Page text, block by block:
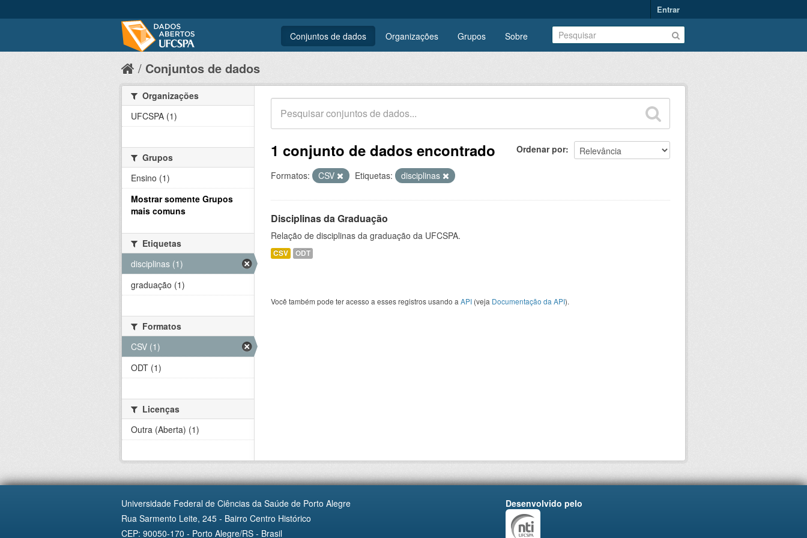
Entrar
Conjuntos de dados Organizações Grupos Sobre
Conjuntos de dados
Ordenar por
1 conjunto de dados encontrado
Formatos: CSV Etiquetas: disciplinas
Disciplinas da Graduação
Relação de disciplinas da graduação da UFCSPA.
CSV ODT
Você também pode ter acesso a esses registros usando a API (veja Documentação da API).
Organizações
UFCSPA (1)
Grupos
Ensino (1)
Mostrar somente Grupos
mais comuns
Etiquetas
disciplinas (1)
graduação (1)
Formatos
CSV (1)
ODT (1)
Licenças
Outra (Aberta) (1)
Universidade Federal de Ciências da Saúde de Porto Alegre
Rua Sarmento Leite, 245 - Bairro Centro Histórico
CEP: 90050-170 - Porto Alegre/RS - Brasil
Desenvolvido pelo